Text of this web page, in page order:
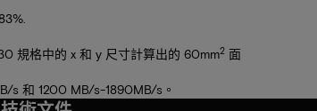
規格中的 x 和 y 尺寸計算出的 60mm2 面
s 和 1200 MB/s-1890MB/s。